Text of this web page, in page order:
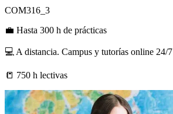
COM316_3
💼 Hasta 300 h de prácticas
💻 A distancia. Campus y tutorías online 24/7
📒 750 h lectivas